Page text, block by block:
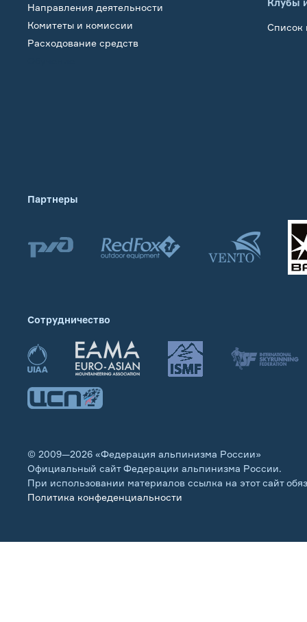
Направления деятельности
Комитеты и комиссии
Расходование средств
Клубы
Список
Партнеры
Сотрудничество
© 2009—2026 «Федерация альпинизма России»
Официальный сайт Федерации альпинизма России.
При использовании материалов ссылка на этот сайт
Политика конфеденциальности